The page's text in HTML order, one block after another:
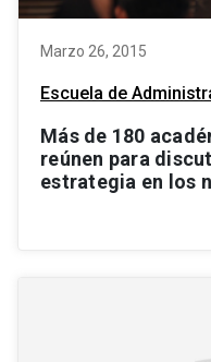
Marzo 26, 2015
Escuela de
Más de 180
reúnen para
estrategia en los